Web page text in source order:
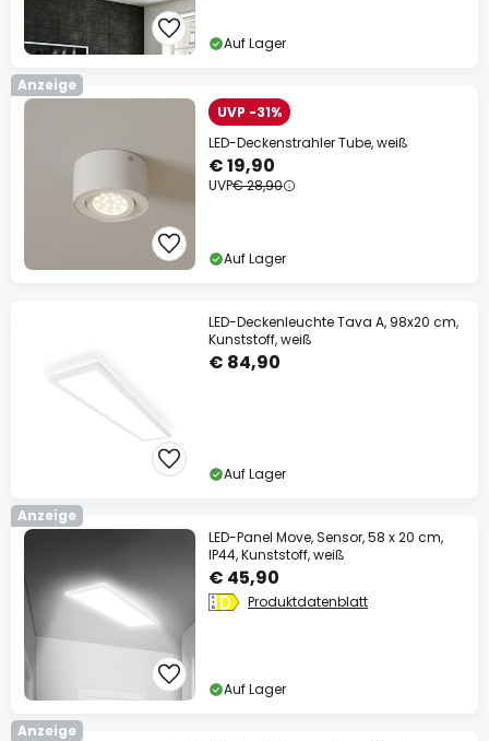
Auf Lager
Anzeige
UVP -31%
LED-Deckenstrahler Tube, weiß
€ 19,90
UVP€ 28,90
Auf Lager
LED-Deckenleuchte Tava A, 98x20 cm,
Kunststoff, weiß
€ 84,90
Auf Lager
Anzeige
LED-Panel Move, Sensor, 58 x 20 cm,
IP44, Kunststoff, weiß
€ 45,90
Produktdatenblatt
Auf Lager
Anzeige